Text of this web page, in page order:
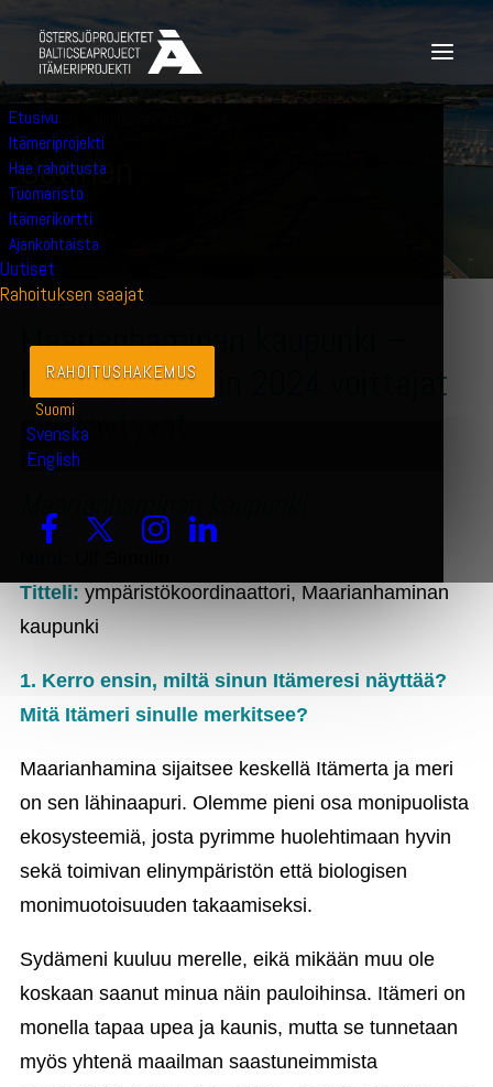
Etusivu
Itämeriprojekti
Hae rahoitusta
Tuomaristo
Itämerikortti
Ajankohtaista
Uutiset
Rahoituksen saajat
RAHOITUSHAKEMUS
Suomi
Svenska
English
27.6.2024
Uutine
Maarianhaminan kaupunki –
Itämeriprojektin 2024 voittajat
esittäytyvät
Maarianhaminan kaupunki
Titteli: ympäristökoordinaattori, Maarianhaminan
kaupunki
1. Kerro ensin, miltä sinun Itämeresi näyttää?
Mitä Itämeri sinulle merkitsee?
Maarianhamina sijaitsee keskellä Itämerta ja meri
on sen lähinaapuri. Olemme pieni osa monipuolista
ekosysteemiä, josta pyrimme huolehtimaan hyvin
sekä toimivan elinympäristön että biologisen
monimuotoisuuden takaamiseksi.
Sydämeni kuuluu merelle, eikä mikään muu ole
koskaan saanut minua näin pauloihinsa. Itämeri on
monella tapaa upea ja kaunis, mutta se tunnetaan
myös yhtenä maailman saastuneimmista